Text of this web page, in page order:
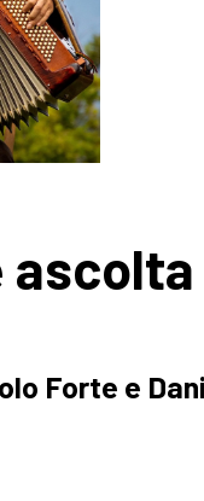
ascolta
Forte e